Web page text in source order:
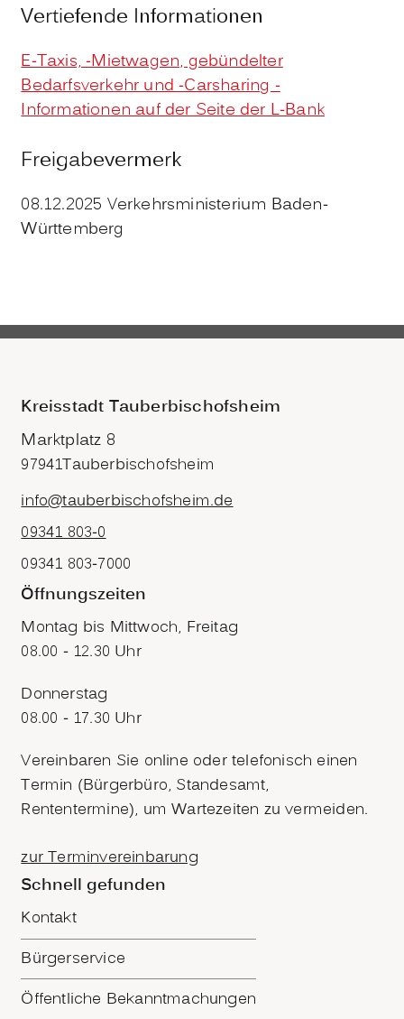
Vertiefende Informationen
E-Taxis, -Mietwagen, gebündelter
Bedarfsverkehr und -Carsharing -
Informationen auf der Seite der L-Bank
Freigabevermerk
08.12.2025 Verkehrsministerium Baden-
Württemberg
Kreisstadt Tauberbischofsheim
Marktplatz 8
97941Tauberbischofsheim
info@tauberbischofsheim.de
09341 803-0
09341 803-7000
Öffnungszeiten
Montag bis Mittwoch, Freitag
08.00 - 12.30 Uhr
Donnerstag
08.00 - 17.30 Uhr
Vereinbaren Sie online oder telefonisch einen
Termin (Bürgerbüro, Standesamt,
Rententermine), um Wartezeiten zu vermeiden.
zur Terminvereinbarung
Schnell gefunden
Kontakt
Bürgerservice
Öffentliche Bekanntmachungen